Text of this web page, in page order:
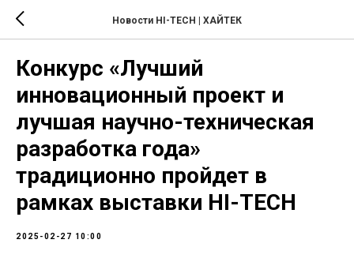
Новости HI-TECH | ХАЙТЕК
Конкурс «Лучший
инновационный проект и
лучшая научно-техническая
разработка года»
традиционно пройдет в
рамках выставки HI-TECH
2025-02-27 10:00